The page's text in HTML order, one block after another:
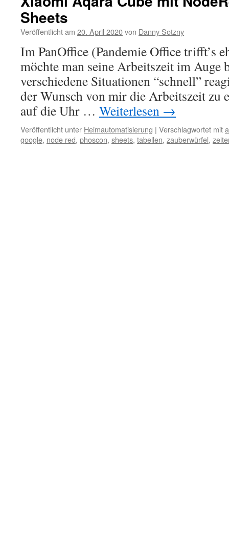
Sheets
Veröffentlicht am 20. April 2020von Danny Sotzny
Im PanOffice (Pandemie Office trifft’s
möchte man seine Arbeitszeit im Auge
verschiedene Situationen “schnell”
der Wunsch von mir die Arbeitszeit zu
auf die Uhr … Weiterlesen →
Veröffentlicht unter Heimautomatisierung | Verschlagwortet mit
google, node red, phoscon, sheets, tabellen, zauberwürfel,